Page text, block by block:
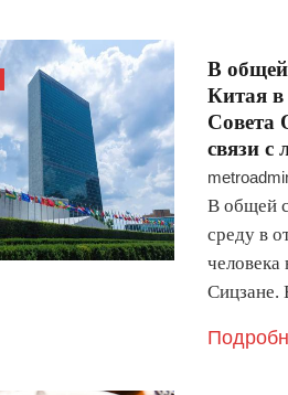
В общей
Китая в
Совета
связи с
В общей
среду в
человека
Сицзане.